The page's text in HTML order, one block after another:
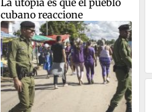
cubano reaccione